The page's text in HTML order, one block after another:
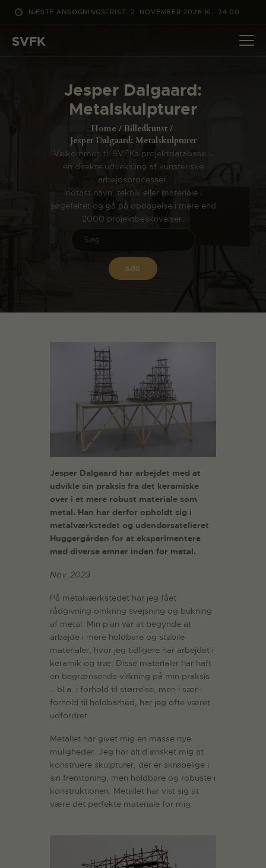
NÆSTE ANSØGNINGSFRIST: 2. NOVEMBER 2026 KL. 24:00
SVFK
Jesper Dalgaard:
Metalskulpturer
Home
Billedkunst
Jesper Dalgaard: Metalskulpturer
Velkommen til SVFKs projektdatabase –
en direkte udveksling af kunsteriske
arbejdsprocesser.
Indtast navn, teknik eller materiale i
søgefeltet og gå på opdagelse i mere end
2000 projektbeskrivelser.
DET SKER
PROJEKTER
ANSØG
OM SVFK
ENGLISH
Jesper Dalgaard har arbejdet med at
udvikle sin praksis fra det keramiske
over i et mere robust materiale som
metal. Han har derfor opholdt sig i
metalværkstedet og udendørsatelieret
Huggergården for at eksperimentere
med diverse emner inden for metal.
Nov. 2023
På metalværkstedet har jeg fået
rådgivning omkring svejsning og bukning
af metal. Min plan var at begynde at
arbejde i mere holdbare og stabile
materialer, hvor jeg tidligere har arbejdet i
keramik og træ. Disse materialer har haft
en begrænsende virkning på min praksis
– bl.a. i forhold til størrelse, men i sær i
forhold til holdbarhed, har jeg ofte været
udfordret.
Metallet har givet mig en masse nye
muligheder. Jeg har altid ønsket mig at
konstruere skulpturer, der er skrøbelige i
sin fremtoning, men holdbare og robuste i
konstruktionen. Metallet har vist sig at
være det perfekte materiale for mig.